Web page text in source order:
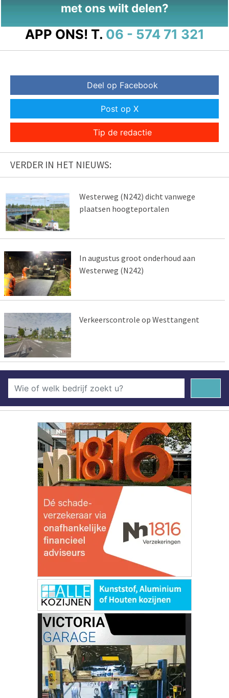
met ons wilt delen?
APP ONS! T. 06 - 574 71 321
Deel op Facebook
Post op X
Tip de redactie
VERDER IN HET NIEUWS:
Westerweg (N242) dicht vanwege
plaatsen hoogteportalen
In augustus groot onderhoud aan
Westerweg (N242)
Verkeerscontrole op Westtangent